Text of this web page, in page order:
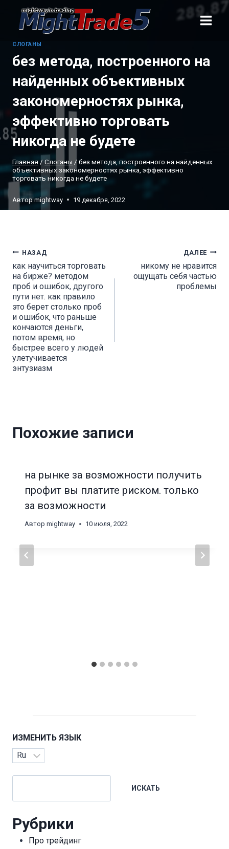
содержанию
CЛОГАНЫ
без метода, построенного на
найденных объективных
закономерностях рынка,
эффективно торговать
никогда не будете
Главная /Cлоганы / без метода, построенного на найденных
объективных закономерностях рынка, эффективно
торговать никогда не будете
Автор mightway 19 декабря, 2022
Навигация
по
записям
НАЗАД
как научиться торговать
на бирже? методом
проб и ошибок, другого
пути нет. как правило
это берет столько проб
и ошибок, что раньше
кончаются деньги,
потом время, но
быстрее всего у людей
улетучивается
энтузиазм
ДАЛЕЕ
никому не нравится
ощущать себя частью
проблемы
Похожие записи
на рынке за возможности получить
профит вы платите риском. только
за возможности
Автор mightway 10 июля, 2022
ИЗМЕНИТЬ ЯЗЫК
Изменить
язык
ИСКАТЬ
Рубрики
Про трейдинг